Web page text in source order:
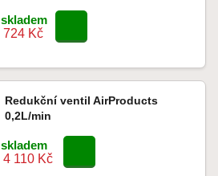
skladem
724 Kč
Redukční ventil AirProducts
0,2L/min
skladem
4 110 Kč